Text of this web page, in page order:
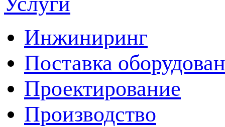
Инжиниринг
Поставка
Проектирование
Производство